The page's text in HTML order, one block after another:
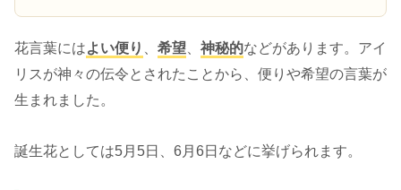
花言葉にはよい便り 希望 神秘的などがあります。アイ
リスが神々の伝令とされたことから、便りや希望の言葉が
生まれました。
誕生花としては5月5日、6月6日などに挙げられます。